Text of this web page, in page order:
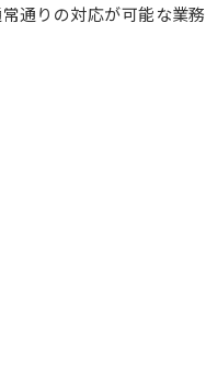
通りの対応が可能な業